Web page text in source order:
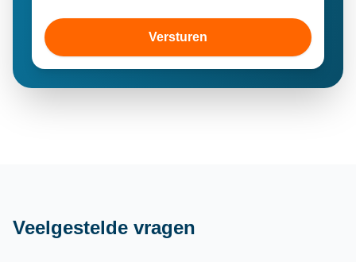
Versturen
Veelgestelde vragen